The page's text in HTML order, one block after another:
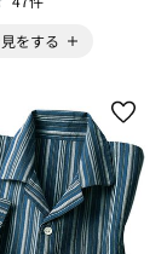
をする